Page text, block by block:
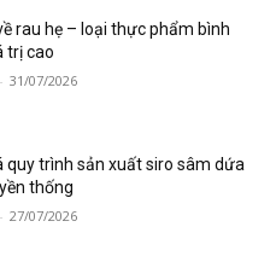
rau hẹ – loại thực phẩm bình
trị cao
- 31/07/2026
quy trình sản xuất siro sâm dứa
thống
- 27/07/2026